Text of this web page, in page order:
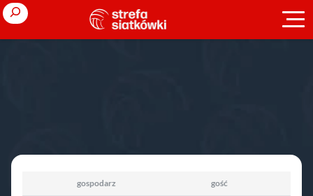
Przejdź
do
treści
Search
gospodarz gość